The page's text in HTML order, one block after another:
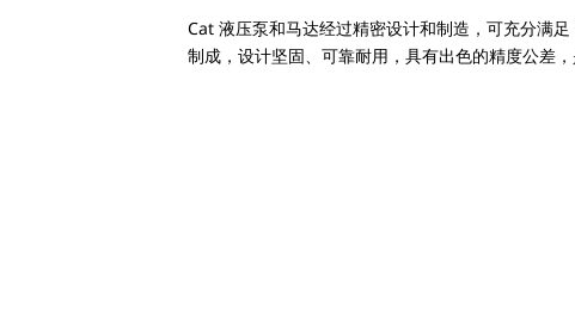
Cat 液压泵和马达经过精密设计和制造，可充分满
制成，设计坚固、可靠耐用，具有出色的精度公差，